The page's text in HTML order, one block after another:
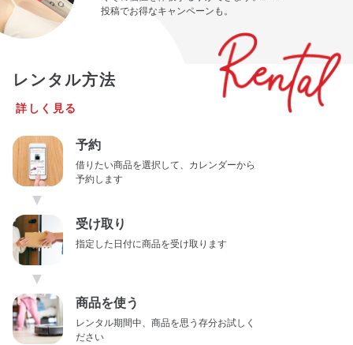
投稿でお得なキャンペーンも。
レンタル方法
詳しく見る
予約
借りたい商品を選択して、カレンダーから
予約します
▼
受け取り
指定した日付に商品を受け取ります
▼
商品を使う
レンタル期間中、商品を思う存分お試しく
ださい